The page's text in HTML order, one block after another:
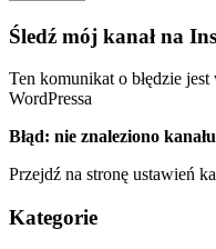
Śledź mój kanał na
Ten komunikat o błędzie
WordPressa
Błąd: nie znaleziono
Przejdź na stronę ustawień
Kategorie